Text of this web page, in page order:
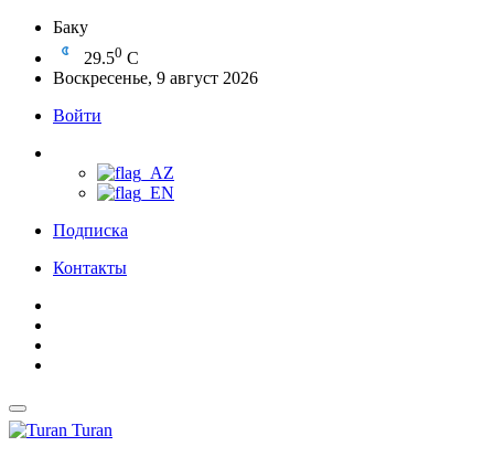
Баку
29.50 C
Воскресенье, 9 август 2026
Войти
Подписка
Контакты
Turan